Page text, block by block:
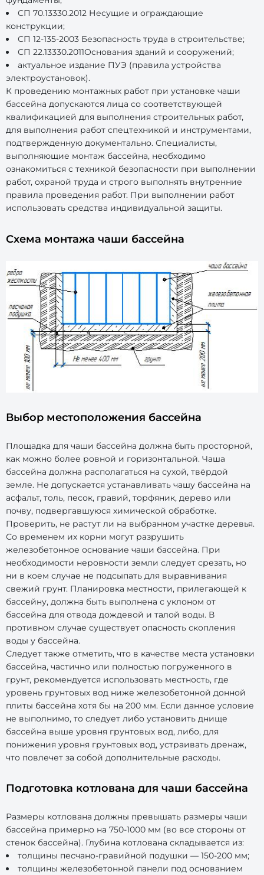
СП 70.13330.2012 Несущие и ограждающие
конструкции;
СП 12-135-2003 Безопасность труда в строительстве;
СП 22.13330.2011Основания зданий и сооружений;
актуальное издание ПУЭ (правила устройства
электроустановок).
К проведению монтажных работ при установке чаши
бассейна допускаются лица со соответствующей
квалификацией для выполнения строительных работ,
для выполнения работ спецтехникой и инструментами,
подтвержденную документально. Специалисты,
выполняющие монтаж бассейна, необходимо
ознакомиться с техникой безопасности при выполнении
работ, охраной труда и строго выполнять внутренние
правила проведения работ. При выполнении работ
использовать средства индивидуальной защиты.
Схема монтажа чаши бассейна
Выбор местоположения бассейна
Площадка для чаши бассейна должна быть просторной,
как можно более ровной и горизонтальной. Чаша
бассейна должна располагаться на сухой, твёрдой
земле. Не допускается устанавливать чашу бассейна на
асфальт, толь, песок, гравий, торфяник, дерево или
почву, подвергавшуюся химической обработке.
Проверить, не растут ли на выбранном участке деревья.
Со временем их корни могут разрушить
железобетонное основание чаши бассейна. При
необходимости неровности земли следует срезать, но
ни в коем случае не подсыпать для выравнивания
свежий грунт. Планировка местности, прилегающей к
бассейну, должна быть выполнена с уклоном от
бассейна для отвода дождевой и талой воды. В
противном случае существует опасность скопления
воды у бассейна.
Следует также отметить, что в качестве места установки
бассейна, частично или полностью погруженного в
грунт, рекомендуется использовать местность, где
уровень грунтовых вод ниже железобетонной донной
плиты бассейна хотя бы на 200 мм. Если данное условие
не выполнимо, то следует либо установить днище
бассейна выше уровня грунтовых вод, либо, для
понижения уровня грунтовых вод, устраивать дренаж,
что повлечет за собой дополнительные расходы.
Подготовка котлована для чаши бассейна
Размеры котлована должны превышать размеры чаши
бассейна примерно на 750-1000 мм (во все стороны от
стенок бассейна). Глубина котлована складывается из:
толщины песчано-гравийной подушки — 150-200 мм;
толщины железобетонной панели под основанием